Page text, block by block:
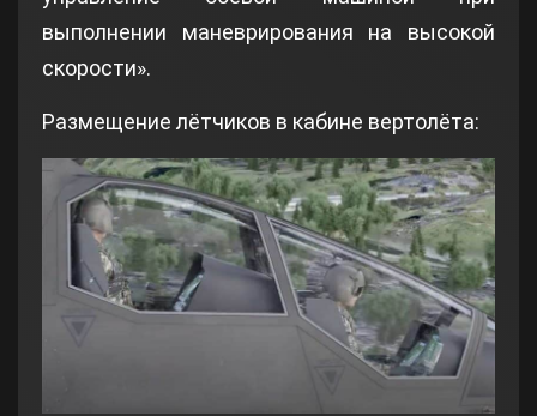
выполнении маневрирования на высокой
скорости».
Размещение лётчиков в кабине вертолёта: